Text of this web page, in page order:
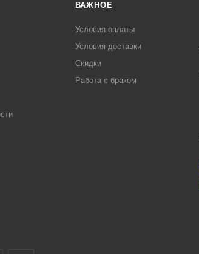
ВАЖНОЕ
Условия оплаты
Условия доставки
Скидки
Работа с браком